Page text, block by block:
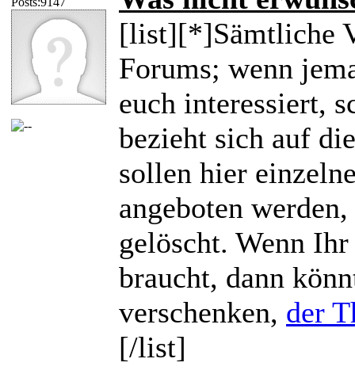
[list][*]Sämtliche
Forums; wenn
euch interessiert,
bezieht sich auf
sollen hier
angeboten
gelöscht. Wenn
braucht, dann
verschenken, der
[/list]